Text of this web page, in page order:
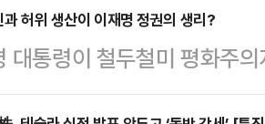
이 대통령의 중요한 순간마
여러 비밀을 은폐하기 위한
지 실장은 국…
법 형사 5단독(김현석 판사)
A씨와 50대 관리소장 B씨
민 C씨에게 벌금 1000만원
허위 생산이 이재명 정권의 생리?
대통령이 철두철미 평화주
러기는커녕 (아마도) 아주